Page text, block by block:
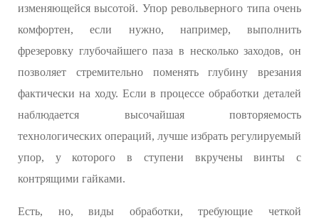
изменяющейся высотой. Упор револьверного типа очень
комфортен, если нужно, например, выполнить
фрезеровку глубочайшего паза в несколько заходов, он
позволяет стремительно поменять глубину врезания
фактически на ходу. Если в процессе обработки деталей
наблюдается высочайшая повторяемость
технологических операций, лучше избрать регулируемый
упор, у которого в ступени вкручены винты с
контрящими гайками.
Есть, но, виды обработки, требующие четкой